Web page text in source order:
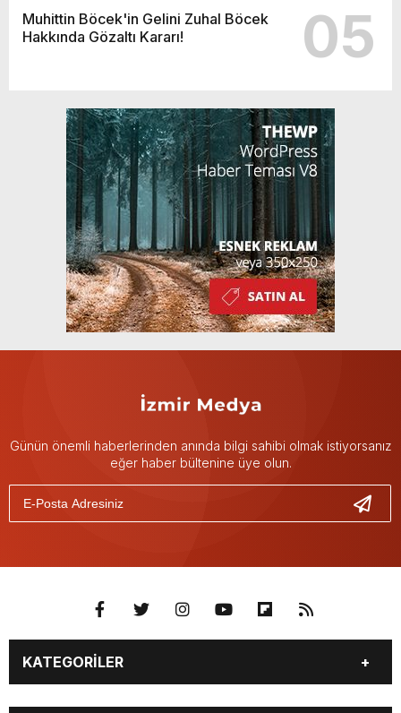
Muhittin Böcek'in Gelini Zuhal Böcek
Hakkında Gözaltı Kararı!
05
Günün önemli haberlerinden anında bilgi sahibi olmak istiyorsanız
eğer haber bültenine üye olun.
KATEGORİLER
GÜNDEM DÜNYA